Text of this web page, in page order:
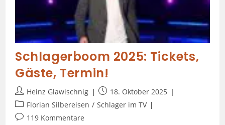
Schlagerboom 2025: Tickets,
Gäste, Termin!
Heinz Glawischnig
18. Oktober 2025
Florian Silbereisen / Schlager im TV
119 Kommentare